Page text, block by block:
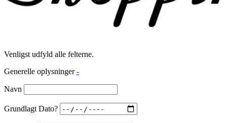
Venligst udfyld alle felterne.
Generelle oplysninger -
Navn
Grundlagt Dato?